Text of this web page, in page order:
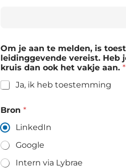
Om je aan te melden, is
leidinggevende vereist. Heb
kruis dan ook het vakje aan. *
Ja, ik heb toestemming
Bron *
LinkedIn
Google
Intern via Lybrae
maanden